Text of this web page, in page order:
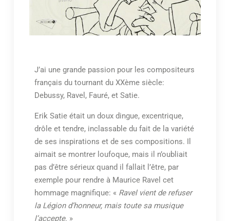
J’ai une grande passion pour les compositeurs
français du tournant du XXème siècle:
Debussy, Ravel, Fauré, et Satie.
Erik Satie était un doux dingue, excentrique,
drôle et tendre, inclassable du fait de la variété
de ses inspirations et de ses compositions. Il
aimait se montrer loufoque, mais il n’oubliait
pas d’être sérieux quand il fallait l’être, par
exemple pour rendre à Maurice Ravel cet
hommage magnifique: « Ravel vient de refuser
la Légion d’honneur, mais toute sa musique
l’accepte. »